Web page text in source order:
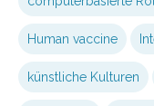
Human vaccine
künstliche Kulturen